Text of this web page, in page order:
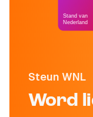
Steun WNL
Word
Stand van
Nederland